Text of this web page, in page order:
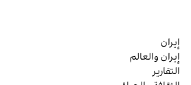
إيران
إيران والعالم
التقارير